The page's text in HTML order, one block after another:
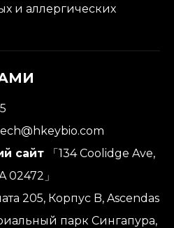
и аллергических
сайт
「134 Coolidge Ave,
02472」
205, Корпус B, Ascendas
парк Сингапура,